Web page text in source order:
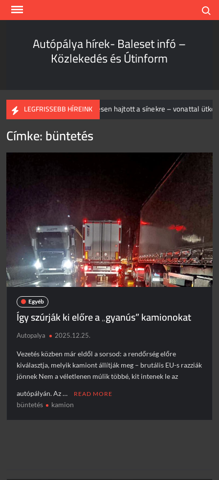
Skip
Autópálya hírek- Baleset infó –
Közlekedés és Útinform
LEGFRISSEBB HÍREINK
elég! Piros jelzésen hajtott a sínekre – vonattal ütközött
Címke:büntetés
Egyéb
Így szúrják ki előre a „gyanús” kamionokat
Autopalya 2025.12.25.
Vezetés közben már eldől a sorsod: a rendőrség előre
kiválasztja, melyik kamiont állítják meg – brutális EU-s razziák
jönnek Nem a véletlenen múlik többé, kit intenek le az
autópályán. Az … READ MORE
büntetés kamion